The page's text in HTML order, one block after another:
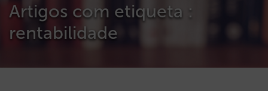
Artigos com etiqueta :
rentabilidade